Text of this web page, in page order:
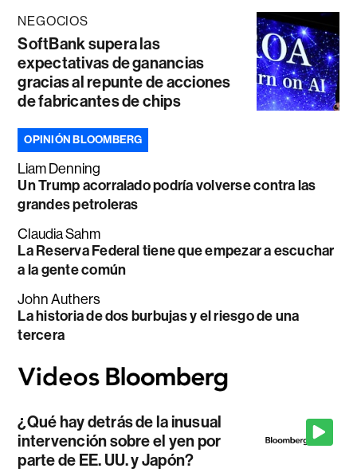
NEGOCIOS
SoftBank supera las
expectativas de ganancias
gracias al repunte de acciones
de fabricantes de chips
OPINIÓN BLOOMBERG
Liam Denning
Un Trump acorralado podría volverse contra las
grandes petroleras
Claudia Sahm
La Reserva Federal tiene que empezar a escuchar
a la gente común
John Authers
La historia de dos burbujas y el riesgo de una
tercera
¿Qué hay detrás de la inusual
intervención sobre el yen por
parte de EE. UU. y Japón?